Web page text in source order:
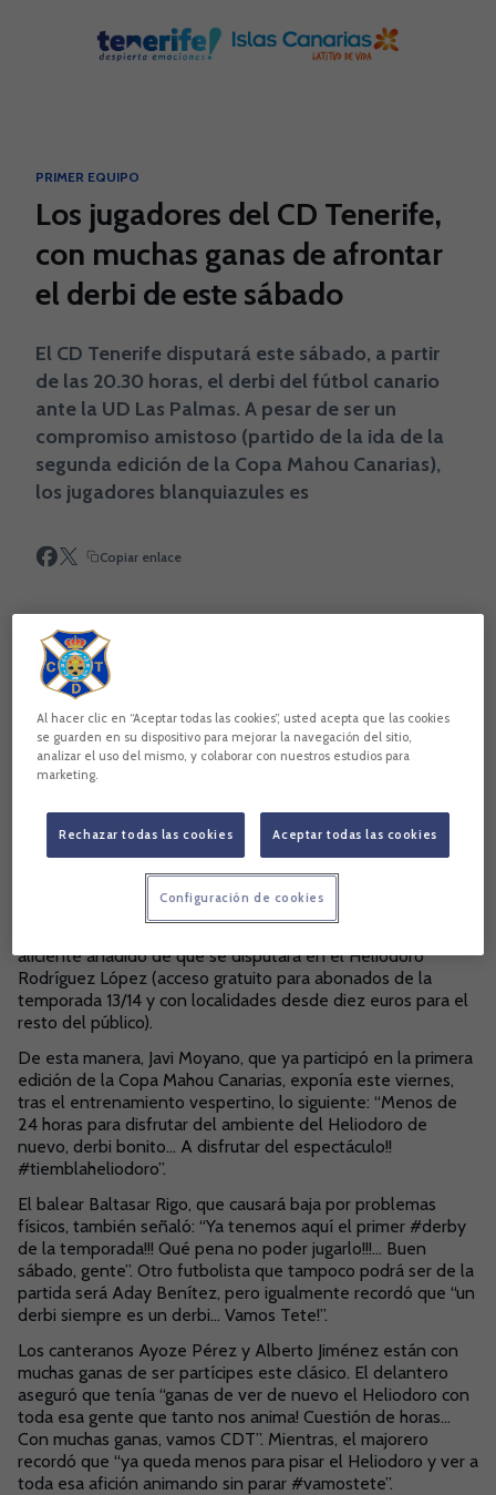
PRIMER EQUIPO
Los jugadores del CD Tenerife,
con muchas ganas de afrontar
el derbi de este sábado
El CD Tenerife disputará este sábado, a partir
de las 20.30 horas, el derbi del fútbol canario
ante la UD Las Palmas. A pesar de ser un
compromiso amistoso (partido de la ida de la
segunda edición de la Copa Mahou Canarias),
los jugadores blanquiazules es
Copiar enlace
Varios integrantes de la plantilla del CD Tenerife han
mostrado, a través de la red social ‘Twitter’, su deseo de
aliciente añadido de que se disputará en el Heliodoro
Rodríguez López (acceso gratuito para abonados de la
temporada 13/14 y con localidades desde diez euros para el
resto del público).
De esta manera, Javi Moyano, que ya participó en la primera
edición de la Copa Mahou Canarias, exponía este viernes,
tras el entrenamiento vespertino, lo siguiente: “Menos de
24 horas para disfrutar del ambiente del Heliodoro de
nuevo, derbi bonito... A disfrutar del espectáculo!!
#tiemblaheliodoro”.
El balear Baltasar Rigo, que causará baja por problemas
físicos, también señaló: “Ya tenemos aquí el primer #derby
de la temporada!!! Qué pena no poder jugarlo!!!... Buen
sábado, gente”. Otro futbolista que tampoco podrá ser de la
partida será Aday Benítez, pero igualmente recordó que “un
derbi siempre es un derbi... Vamos Tete!”.
Los canteranos Ayoze Pérez y Alberto Jiménez están con
muchas ganas de ser partícipes este clásico. El delantero
aseguró que tenía “ganas de ver de nuevo el Heliodoro con
toda esa gente que tanto nos anima! Cuestión de horas...
Con muchas ganas, vamos CDT”. Mientras, el majorero
recordó que “ya queda menos para pisar el Heliodoro y ver a
toda esa afición animando sin parar #vamostete”.
Al hacer clic en “Aceptar todas las cookies”, usted acepta que las cookies
se guarden en su dispositivo para mejorar la navegación del sitio,
analizar el uso del mismo, y colaborar con nuestros estudios para
marketing.
Rechazar todas las cookies Aceptar todas las cookies
Configuración de cookies